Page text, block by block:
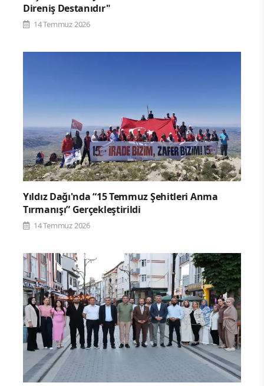
Direniş Destanıdır"
14 Temmuz 2026
Yıldız Dağı'nda “15 Temmuz Şehitleri Anma
Tırmanışı” Gerçekleştirildi
14 Temmuz 2026